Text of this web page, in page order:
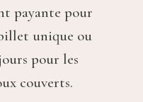
payante pour
unique ou
pour les
couverts.